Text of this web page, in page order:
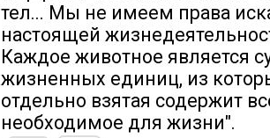
тел... Мы не имеем права
настоящей
Каждое животное является
жизненных единиц, из
отдельно взятая содержит
необходимое для жизни".